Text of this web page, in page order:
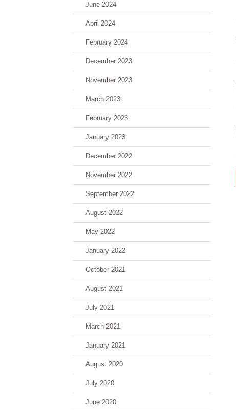
June 2024
April 2024
February 2024
December 2023
November 2023
March 2023
February 2023
January 2023
December 2022
November 2022
September 2022
August 2022
May 2022
January 2022
October 2021
August 2021
July 2021
March 2021
January 2021
August 2020
July 2020
June 2020